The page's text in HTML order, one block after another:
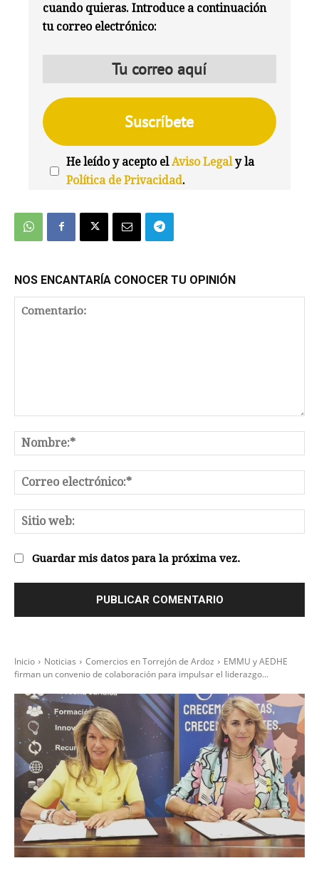
cuando quieras. Introduce a continuación
tu correo electrónico:
He leído y acepto elAviso Legaly la
Política de Privacidad.
NOS ENCANTARÍA CONOCER TU OPINIÓN
Guardar mis datos para la próxima vez.